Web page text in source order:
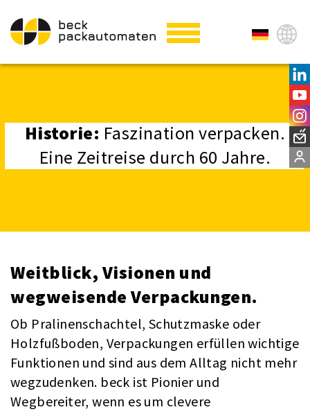
Historie: Faszination verpacken.
Eine Zeitreise durch 60 Jahre.
Weitblick, Visionen und
wegweisende Verpackungen.
Ob Pralinenschachtel, Schutzmaske oder
Holzfußboden, Verpackungen erfüllen wichtige
Funktionen und sind aus dem Alltag nicht mehr
wegzudenken. beck ist Pionier und
Wegbereiter, wenn es um clevere